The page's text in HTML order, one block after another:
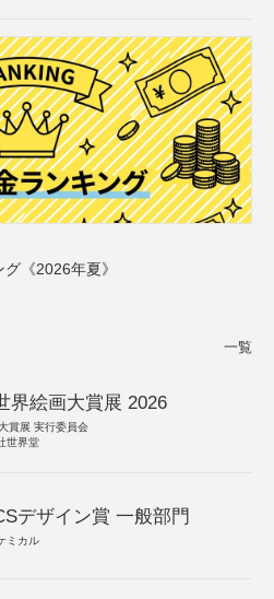
《2026年夏》
一覧
界絵画大賞展 2026
賞展 実行委員会
世界堂
デザイン賞 一般部門
ミカル